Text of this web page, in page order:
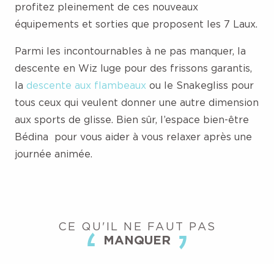
profitez pleinement de ces nouveaux
équipements et sorties que proposent les 7 Laux.
Parmi les incontournables à ne pas manquer, la
descente en Wiz luge pour des frissons garantis,
la descente aux flambeaux ou le Snakegliss pour
tous ceux qui veulent donner une autre dimension
aux sports de glisse. Bien sûr, l’espace bien-être
Bédina pour vous aider à vous relaxer après une
journée animée.
CE QU'IL NE FAUT PAS
MANQUER